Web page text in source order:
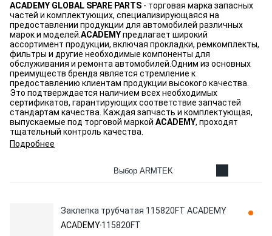
ACADEMY GLOBAL SPARE PARTS - торговая марка запасных
частей и комплектующих, специализирующаяся на
предоставлении продукции для автомобилей различных
марок и моделей. ACADEMYпредлагает широкий
ассортимент продукции, включая прокладки, ремкомплекты,
фильтры и другие необходимые компоненты для
обслуживания и ремонта автомобилей.Одним из основных
преимуществ бренда является стремление к
предоставлению клиентам продукции высокого качества.
Это подтверждается наличием всех необходимых
сертификатов, гарантирующих соответствие запчастей
стандартам качества. Каждая запчасть и комплектующая,
выпускаемые под торговой маркой ACADEMY, проходят
тщательный контроль качества.
Подробнее
Выбор ARMTEK
Заклепка трубчатая 115820FT ACADEMY
ACADEMY115820FT